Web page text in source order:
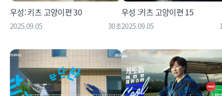
우성: 키츠 고양이편 30
2025.09.05 30초
우성 :키츠 고양이편 15
2025.09.05